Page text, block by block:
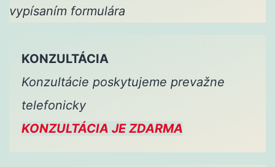
vypísaním formulára
KONZULTÁCIA
Konzultácie poskytujeme prevažne
telefonicky
KONZULTÁCIA JE ZDARMA